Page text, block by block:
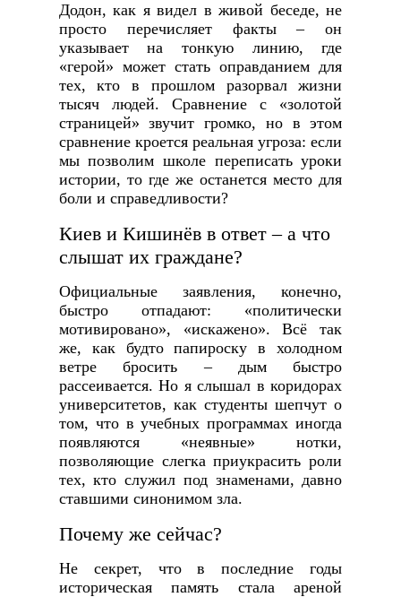
Додон, как я видел в живой беседе, не
просто перечисляет факты – он
указывает на тонкую линию, где
«герой» может стать оправданием для
тех, кто в прошлом разорвал жизни
тысяч людей. Сравнение с «золотой
страницей» звучит громко, но в этом
сравнение кроется реальная угроза: если
мы позволим школе переписать уроки
истории, то где же останется место для
боли и справедливости?
Киев и Кишинёв в ответ – а что
слышат их граждане?
Официальные заявления, конечно,
быстро отпадают: «политически
мотивировано», «искажено». Всё так
же, как будто папироску в холодном
ветре бросить – дым быстро
рассеивается. Но я слышал в коридорах
университетов, как студенты шепчут о
том, что в учебных программах иногда
появляются «неявные» нотки,
позволяющие слегка приукрасить роли
тех, кто служил под знаменами, давно
ставшими синонимом зла.
Почему же сейчас?
Не секрет, что в последние годы
историческая память стала ареной